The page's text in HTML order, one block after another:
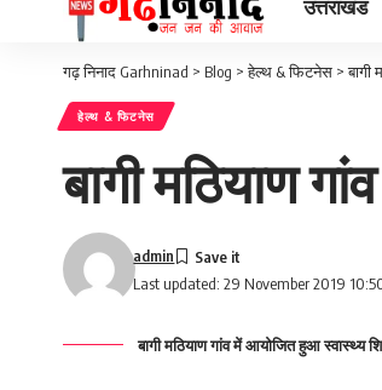
उत्तराखंड
गढ़ निनाद Garhninad > Blog >हेल्थ & फिटनेस >बागी
हेल्थ & फिटनेस
बागी मठियाण
Last updated: 29 November 2019
admin
बागी मठियाण गांव में आयोजित हुआ स्वास्थ्य